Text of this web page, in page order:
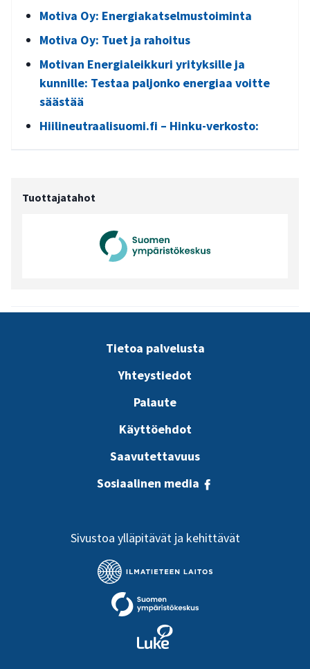
Motiva Oy: Energiakatselmustoiminta
Motiva Oy: Tuet ja rahoitus
Motivan Energialeikkuri yrityksille ja
kunnille: Testaa paljonko energiaa voitte
säästää
Hiilineutraalisuomi.fi – Hinku-verkosto:
Tuottajatahot
Tietoa palvelusta
Yhteystiedot
Palaute
Käyttöehdot
Saavutettavuus
Sosiaalinen media
Sivustoa ylläpitävät ja kehittävät